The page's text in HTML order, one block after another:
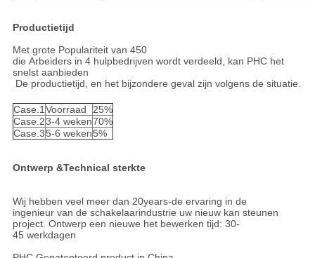
Productietijd
Met grote Populariteit van 450
die Arbeiders in 4 hulpbedrijven wordt verdeeld, kan PHC het
snelst aanbieden
De productietijd, en het bijzondere geval zijn volgens de situatie.
Case.1Voorraad
25%
Case.23-4 weken70%
Case.35-6 weken5%
Ontwerp &Technical sterkte
Wij hebben veel meer dan 20years-de ervaring in de
ingenieur van de schakelaarindustrie uw nieuw kan steunen
project. Ontwerp een nieuwe het bewerken tijd: 30-
45 werkdagen